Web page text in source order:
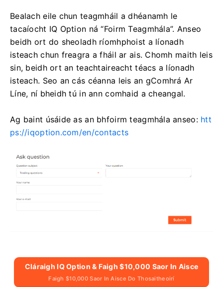
Bealach eile chun teagmháil a dhéanamh le
tacaíocht IQ Option ná “Foirm Teagmhála”. Anseo
beidh ort do sheoladh ríomhphoist a líonadh
isteach chun freagra a fháil ar ais. Chomh maith leis
sin, beidh ort an teachtaireacht téacs a líonadh
isteach. Seo an cás céanna leis an gComhrá Ar
Líne, ní bheidh tú in ann comhaid a cheangal.
Ag baint úsáide as an bhfoirm teagmhála anseo: htt
ps://iqoption.com/en/contacts
Cláraigh IQ Option & Faigh $10,000 Saor In Aisce
Faigh $10,000 Saor In Aisce Do Thosaitheoirí